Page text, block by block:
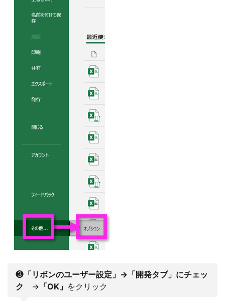
❸ 「リボンのユーザー設定」→「開発タブ」にチェッ
ク → 「OK」 をクリック